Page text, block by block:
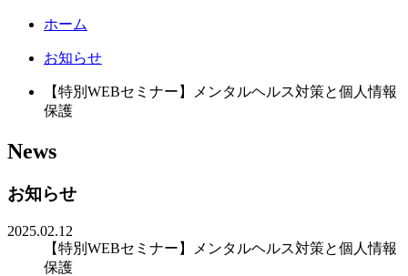
ホーム
お知らせ
【特別WEBセミナー】メンタルヘルス対策と個人情報
保護
News
お知らせ
2025.02.12
【特別WEBセミナー】メンタルヘルス対策と個人情報
保護